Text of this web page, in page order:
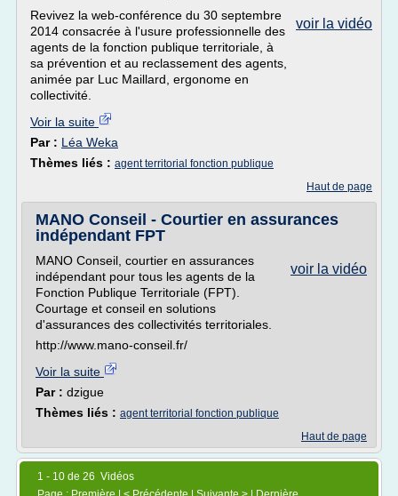
voir la vidéo
Revivez la web-conférence du 30 septembre
2014 consacrée à l'usure professionnelle des
agents de la fonction publique territoriale, à
sa prévention et au reclassement des agents,
animée par Luc Maillard, ergonome en
collectivité.
Voir la suite
Par : Léa Weka
Thèmes liés : agent territorial fonction publique
Haut de page
MANO Conseil - Courtier en assurances
indépendant FPT
voir la vidéo
MANO Conseil, courtier en assurances
indépendant pour tous les agents de la
Fonction Publique Territoriale (FPT).
Courtage et conseil en solutions
d'assurances des collectivités territoriales.
http://www.mano-conseil.fr/
Voir la suite
Par : dzigue
Thèmes liés : agent territorial fonction publique
Haut de page
1 - 10 de 26 Vidéos